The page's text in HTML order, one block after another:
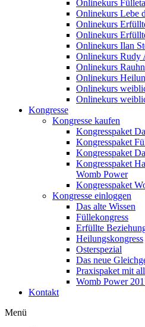
Onlinekurs
Onlinekurs Lebe
Onlinekurs
Onlinekurs
Onlinekurs Ilan
Onlinekurs Rudy
Onlinekurs
Onlinekurs
Onlinekurs
Onlinekurs
Kongresse
Kongresse kaufen
Kongresspaket
Kongresspaket
Kongresspaket
Kongresspaket
Womb Power
Kongresspaket
Kongresse einloggen
Das alte Wissen
Füllekongress
Erfüllte
Heilungskongress
Osterspezial
Das neue
Praxispaket mit
Womb Power
Kontakt
Menü